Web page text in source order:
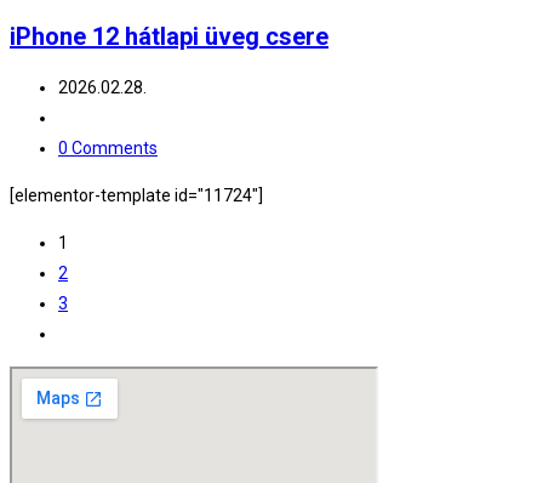
iPhone 12 hátlapi üveg csere
Post
2026.02.28.
category:
Post
0 Comments
[elementor-template id="11724"]
1
2
3
to
the
next